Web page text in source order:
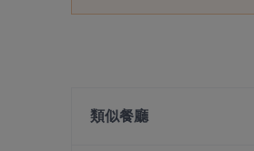
類似餐廳